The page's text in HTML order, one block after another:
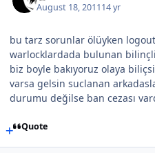
August 18, 201114 yr
bu tarz sorunlar ölüyken
warlocklardada bulunan
biz boyle bakıyoruz olaya
varsa gelsin suclanan
durumu değilse ban cezası
Quote